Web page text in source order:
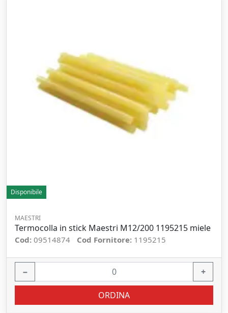
Disponibile
MAESTRI
Termocolla in stick Maestri M12/200 1195215 miele
Cod: 09514874 Cod Fornitore: 1195215
− +
ORDINA